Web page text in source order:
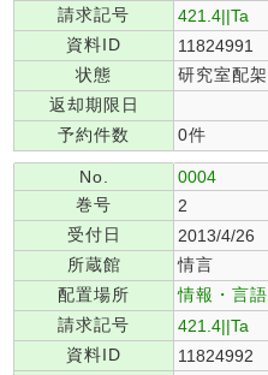
請求記号
421.4||Ta
資料ID
11824991
状態
研究室配架
返却期限日
予約件数
0件
No.
0004
巻号
2
受付日
2013/4/26
所蔵館
情言
配置場所
情報・言語
請求記号
421.4||Ta
資料ID
11824992